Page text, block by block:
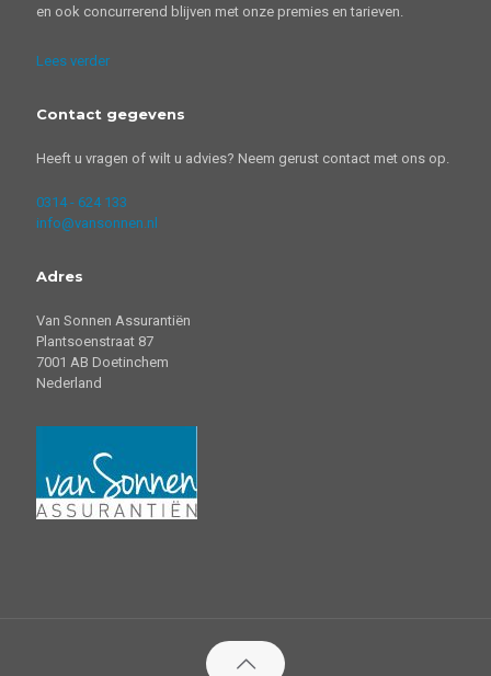
en ook concurrerend blijven met onze premies en tarieven.
Lees verder
Contact gegevens
Heeft u vragen of wilt u advies? Neem gerust contact met ons op.
0314 - 624 133
info@vansonnen.nl
Adres
Van Sonnen Assurantiën
Plantsoenstraat 87
7001 AB Doetinchem
Nederland